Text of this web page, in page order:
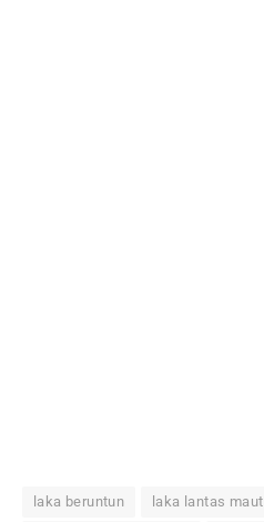
laka beruntun laka lantas maut